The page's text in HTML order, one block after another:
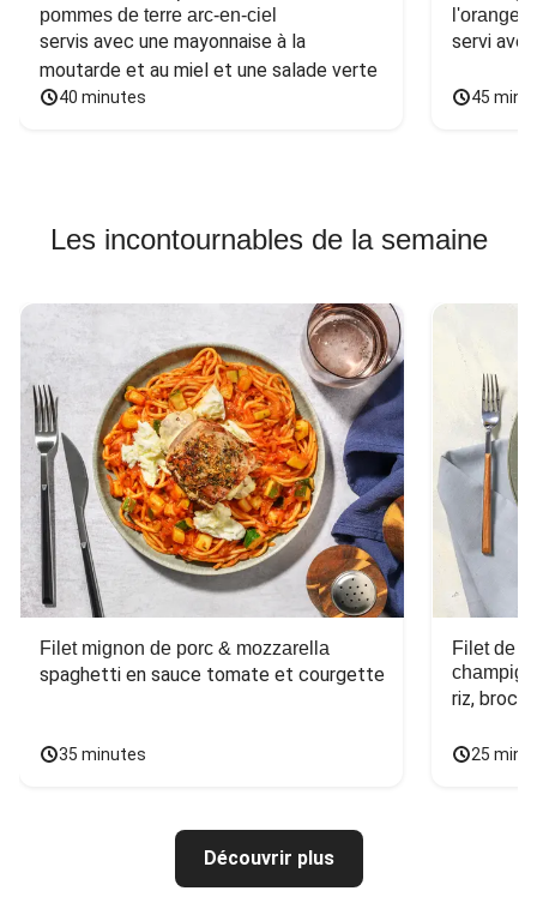
pommes de terre arc-en-ciel
servis avec une mayonnaise à la
moutarde et au miel et une salade verte
40 minutes
l'orange
servi
45
Les incontournables de la semaine
Filet mignon de porc & mozzarella
spaghetti en sauce tomate et courgette
35 minutes
Filet de
riz,
25
Découvrir plus